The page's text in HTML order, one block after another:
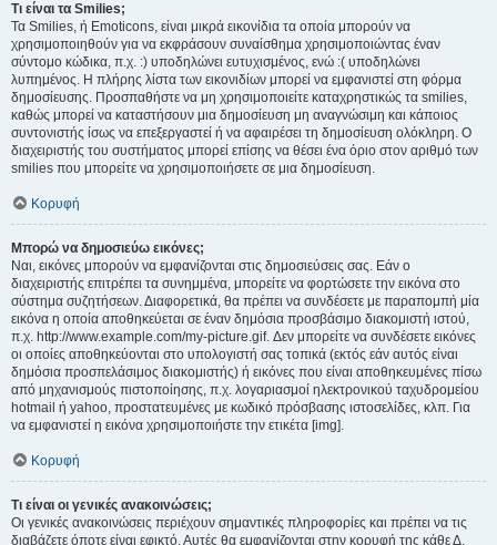
Τι είναι τα Smilies;
Τα Smilies, ή Emoticons, είναι μικρά εικονίδια τα οποία μπορούν να
χρησιμοποιηθούν για να εκφράσουν συναίσθημα χρησιμοποιώντας έναν
σύντομο κώδικα, π.χ. :) υποδηλώνει ευτυχισμένος, ενώ :( υποδηλώνει
λυπημένος. Η πλήρης λίστα των εικονιδίων μπορεί να εμφανιστεί στη φόρμα
δημοσίευσης. Προσπαθήστε να μη χρησιμοποιείτε καταχρηστικώς τα smilies,
καθώς μπορεί να καταστήσουν μια δημοσίευση μη αναγνώσιμη και κάποιος
συντονιστής ίσως να επεξεργαστεί ή να αφαιρέσει τη δημοσίευση ολόκληρη. Ο
διαχειριστής του συστήματος μπορεί επίσης να θέσει ένα όριο στον αριθμό των
smilies που μπορείτε να χρησιμοποιήσετε σε μια δημοσίευση.
Κορυφή
Μπορώ να δημοσιεύω εικόνες;
Ναι, εικόνες μπορούν να εμφανίζονται στις δημοσιεύσεις σας. Εάν ο
διαχειριστής επιτρέπει τα συνημμένα, μπορείτε να φορτώσετε την εικόνα στο
σύστημα συζητήσεων. Διαφορετικά, θα πρέπει να συνδέσετε με παραπομπή μία
εικόνα η οποία αποθηκεύεται σε έναν δημόσια προσβάσιμο διακομιστή ιστού,
π.χ. http://www.example.com/my-picture.gif. Δεν μπορείτε να συνδέσετε εικόνες
οι οποίες αποθηκεύονται στο υπολογιστή σας τοπικά (εκτός εάν αυτός είναι
δημόσια προσπελάσιμος διακομιστής) ή εικόνες που είναι αποθηκευμένες πίσω
από μηχανισμούς πιστοποίησης, π.χ. λογαριασμοί ηλεκτρονικού ταχυδρομείου
hotmail ή yahoo, προστατευμένες με κωδικό πρόσβασης ιστοσελίδες, κλπ. Για
να εμφανιστεί η εικόνα χρησιμοποιήστε την ετικέτα [img].
Κορυφή
Τι είναι οι γενικές ανακοινώσεις;
Οι γενικές ανακοινώσεις περιέχουν σημαντικές πληροφορίες και πρέπει να τις
διαβάζετε όποτε είναι εφικτό. Αυτές θα εμφανίζονται στην κορυφή της κάθε Δ.